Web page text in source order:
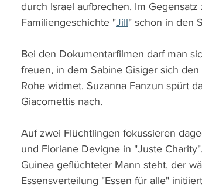
durch Israel aufbrechen. Im
Familiengeschichte "Jill" schon in den
Bei den Dokumentarfilmen darf man
freuen, in dem Sabine Gisiger sich
Rohe widmet. Suzanna Fanzun spürt
Giacomettis nach.
Auf zwei Flüchtlingen fokussieren
und Floriane Devigne in "Juste
Guinea geflüchteter Mann steht, der
Essensverteilung "Essen für alle"